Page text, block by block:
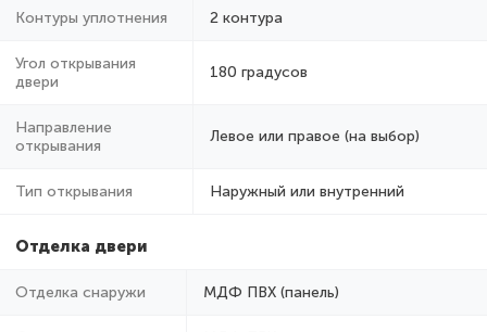
Контуры уплотнения 2 контура
Угол открывания
двери
180 градусов
Направление
открывания
Левое или правое (на выбор)
Тип открывания Наружный или внутренний
Отделка двери
Отделка снаружи МДФ ПВХ (панель)